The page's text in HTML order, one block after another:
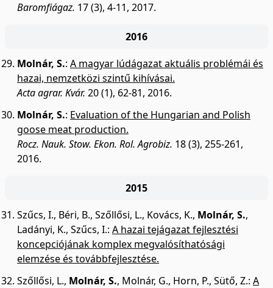
Baromfiágaz. 17 (3), 4-11, 2017.
2016
Molnár, S.: A magyar lúdágazat aktuális problémái és
hazai, nemzetközi szintű kihívásai.
Acta agrar. Kvár. 20 (1), 62-81, 2016.
Molnár, S.: Evaluation of the Hungarian and Polish
goose meat production.
Rocz. Nauk. Stow. Ekon. Rol. Agrobiz. 18 (3), 255-261,
2016.
2015
Szűcs, I., Béri, B., Szőllősi, L., Kovács, K., Molnár, S.,
Ladányi, K., Szűcs, I.: A hazai tejágazat fejlesztési
koncepciójának komplex megvalósíthatósági
elemzése és továbbfejlesztése.
Szőllősi, L., Molnár, S., Molnár, G., Horn, P., Sütő, Z.: A